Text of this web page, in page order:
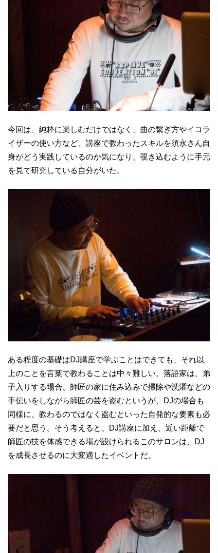
今回は、純粋に楽しむだけではなく、曲の繋ぎ方やイコラ
イザーの使い方など、講座で教わったスキルを須永さん自
身がどう実践しているのか気になり、覗き込むように手元
を見て研究している自分がいた。
ある程度の基礎はDJ講座で学ぶことはできても、それ以
上のことを言葉で教わることは中々難しい。落語家は、弟
子入りする場合、師匠の家に住み込みで掃除や洗濯などの
手伝いをしながら師匠の芸を盗むというが、DJの場合も
同様に、教わるのではなく盗むといった自発的な要素も必
要だと思う。そう考えると、DJ講座に加え、近い距離で
師匠の技を体感できる場が設けられるこのサロンは、DJ
を成長させるのに大変適したイベントだ。